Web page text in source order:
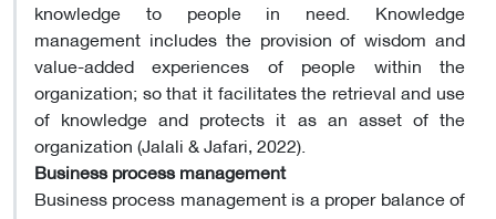
knowledge to people in need. Knowledge
management includes the provision of wisdom and
value-added experiences of people within the
organization; so that it facilitates the retrieval and use
of knowledge and protects it as an asset of the
organization (Jalali & Jafari, 2022).
Business process management
Business process management is a proper balance of